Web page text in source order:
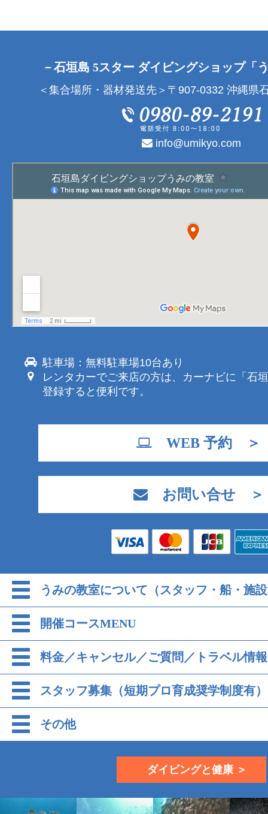
－石垣島 5スター ダイビングショップ「
＜集合場所・器材発送先＞〒907-0332 沖縄県
info@umikyo.com
駐車場：無料駐車場10台あり
レンタカーでご来店の方は、カーナビに「石
登録すると便利です。
WEB 予約 ＞
お問い合せ ＞
うみの教室について（スタッフ・船・施
開催コースMENU
料金／キャンセル／ご質問／トラベル情報
スタッフ募集（短期プロ育成奨学制度有）
その他
ダイビングと健康 ＞